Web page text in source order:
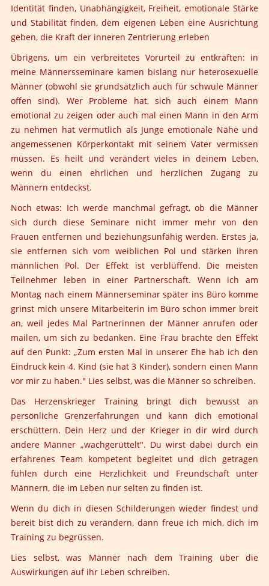
Identität finden, Unabhängigkeit, Freiheit, emotionale Stärke
und Stabilität finden, dem eigenen Leben eine Ausrichtung
geben, die Kraft der inneren Zentrierung erleben
Übrigens, um ein verbreitetes Vorurteil zu entkräften: in
meine Männersseminare kamen bislang nur heterosexuelle
Männer (obwohl sie grundsätzlich auch für schwule Männer
offen sind). Wer Probleme hat, sich auch einem Mann
emotional zu zeigen oder auch mal einen Mann in den Arm
zu nehmen hat vermutlich als Junge emotionale Nähe und
angemessenen Körperkontakt mit seinem Vater vermissen
müssen. Es heilt und verändert vieles in deinem Leben,
wenn du einen ehrlichen und herzlichen Zugang zu
Männern entdeckst.
Noch etwas: Ich werde manchmal gefragt, ob die Männer
sich durch diese Seminare nicht immer mehr von den
Frauen entfernen und beziehungsunfähig werden. Erstes ja,
sie entfernen sich vom weiblichen Pol und stärken ihren
männlichen Pol. Der Effekt ist verblüffend. Die meisten
Teilnehmer leben in einer Partnerschaft. Wenn ich am
Montag nach einem Männerseminar später ins Büro komme
grinst mich unsere Mitarbeiterin im Büro schon immer breit
an, weil jedes Mal Partnerinnen der Männer anrufen oder
mailen, um sich zu bedanken. Eine Frau brachte den Effekt
auf den Punkt: „Zum ersten Mal in unserer Ehe hab ich den
Eindruck kein 4. Kind (sie hat 3 Kinder), sondern einen Mann
vor mir zu haben." Lies selbst, was die Männer so schreiben.
Das Herzenskrieger Trainingbringt dich bewusst an
persönliche Grenzerfahrungen und kann dich emotional
erschüttern. Dein Herz und der Krieger in dir wird durch
andere Männer „wachgerüttelt". Du wirst dabei durch ein
erfahrenes Team kompetent begleitet und dich getragen
fühlen durch eine Herzlichkeit und Freundschaft unter
Männern, die im Leben nur selten zu finden ist.
Wenn du dich in diesen Schilderungen wieder findest und
bereit bist dich zu verändern, dann freue ich mich, dich im
Training zu begrüssen.
Lies selbst, was Männer nach dem Training über die
Auswirkungen auf ihr Leben schreiben.